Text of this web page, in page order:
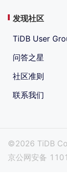
发现社区
TiDB User
问答之星
社区准则
联系我们
©2026 TiDB
京公网安备